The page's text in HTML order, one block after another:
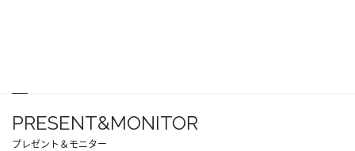
PRESENT&MONITOR
プレゼント＆モニター